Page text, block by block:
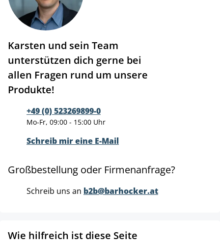
Karsten und sein Team
unterstützen dich gerne bei
allen Fragen rund um unsere
Produkte!
+49 (0) 523269899-0
Mo-Fr, 09:00 - 15:00 Uhr
Schreib mir eine E-Mail
Großbestellung oder Firmenanfrage?
Schreib uns an b2b@barhocker.at
Wie hilfreich ist diese Seite